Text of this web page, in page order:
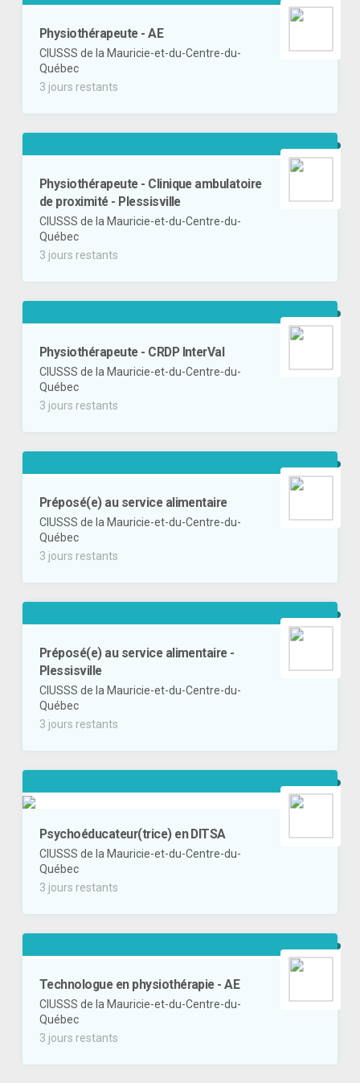
Physiothérapeute - AE
CIUSSS de la Mauricie-et-du-Centre-du-
Québec
3 jours restants
Physiothérapeute - Clinique ambulatoire
de proximité - Plessisville
CIUSSS de la Mauricie-et-du-Centre-du-
Québec
3 jours restants
Physiothérapeute - CRDP InterVal
CIUSSS de la Mauricie-et-du-Centre-du-
Québec
3 jours restants
Préposé(e) au service alimentaire
CIUSSS de la Mauricie-et-du-Centre-du-
Québec
3 jours restants
Préposé(e) au service alimentaire -
Plessisville
CIUSSS de la Mauricie-et-du-Centre-du-
Québec
3 jours restants
Psychoéducateur(trice) en DITSA
CIUSSS de la Mauricie-et-du-Centre-du-
Québec
3 jours restants
Technologue en physiothérapie - AE
CIUSSS de la Mauricie-et-du-Centre-du-
Québec
3 jours restants